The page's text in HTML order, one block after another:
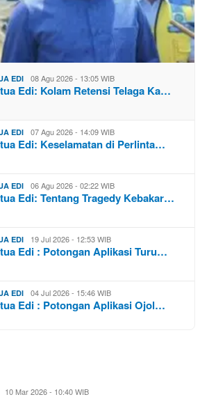
EDI 08 Agu 2026 - 13:05 WIB
Edi: Kolam Retensi Telaga Ka…
EDI 07 Agu 2026 - 14:09 WIB
Edi: Keselamatan di Perlinta…
EDI 06 Agu 2026 - 02:22 WIB
Edi: Tentang Tragedy Kebakar…
EDI 19 Jul 2026 - 12:53 WIB
Edi : Potongan Aplikasi Turu…
EDI 04 Jul 2026 - 15:46 WIB
Edi : Potongan Aplikasi Ojol…
10 Mar 2026 - 10:40 WIB